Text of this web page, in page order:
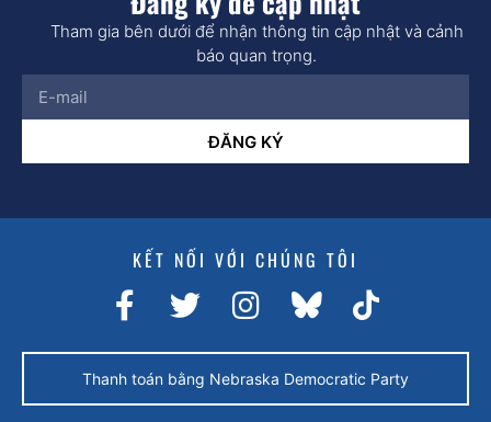
Tham gia bên dưới để nhận thông tin cập nhật và cảnh
báo quan trọng.
ĐĂNG KÝ
KẾT NỐI VỚI CHÚNG TÔI
Thanh toán bằng Nebraska Democratic Party